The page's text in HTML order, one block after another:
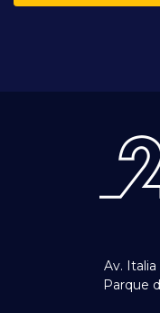
Av. Italia
Parque